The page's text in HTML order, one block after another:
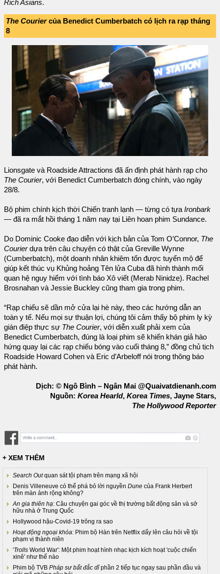
Rich Asians.
The Couriercủa Benedict Cumberbatch có lịch ra rạp tháng
8
Lionsgate và Roadside Attractions đã ấn định phát hành rạp cho
The Courier, với Benedict Cumberbatch đóng chính, vào ngày
28/8.
Bộ phim chính kịch thời Chiến tranh lạnh — từng có tựaIronbark
— đã ra mắt hồi tháng 1 năm nay tại Liên hoan phim Sundance.
Do Dominic Cooke đạo diễn với kịch bản của Tom O’Connor, The
Courierdựa trên câu chuyện có thật của Greville Wynne
(Cumberbatch), một doanh nhân khiêm tốn được tuyển mộ để
giúp kết thúc vụ Khủng hoảng Tên lửa Cuba đã hình thành mối
quan hệ nguy hiểm với tình báo Xô viết (Merab Ninidze). Rachel
Brosnahan và Jessie Buckley cũng tham gia trong phim.
“Rạp chiếu sẽ dần mở cửa lại hè này, theo các hướng dẫn an
toàn y tế. Nếu mọi sự thuận lợi, chúng tôi cảm thấy bộ phim ly kỳ
gián điệp thực sự The Courier, với diễn xuất phải xem của
Benedict Cumberbatch, đúng là loại phim sẽ khiến khán giả hào
hứng quay lại các rạp chiếu bóng vào cuối tháng 8,” đồng chủ tịch
Roadside Howard Cohen và Eric d’Arbeloff nói trong thông báo
phát hành.
Dịch: © Ngô Bình – Ngân Mai @Quaivatdienanh.com
Nguồn: Korea Hearld, Korea Times, Jayne Stars,
The Hollywood Reporter
+ XEM THÊM
Search Outquan sát tội phạm trên mạng xã hội
Denis Villeneuve có thể phá bỏ lời nguyền Dune của Frank Herbert
trên màn ảnh rộng không?
An gia thiên hạ: Câu chuyện gai góc về thị trường bất động sản và sở
hữu nhà ở Trung Quốc
Hollywood hậu-Covid-19 trông ra sao
Hoạt động ngoại khóa: Phim bộ Hàn trên Netflix dấy lên câu hỏi về tội
phạm vị thành niên
'Trolls World War': Một phim hoạt hình nhạc kịch kích hoạt 'cuộc chiến
xinê' như thế nào
Phim bộ TVB Pháp sư bất đắc dĩphần 2 tiếp tục ngay sau phần đầu và